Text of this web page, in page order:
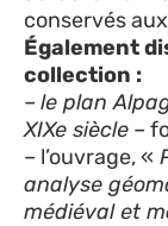
conservés
Également
collection :
– le plan
XIXe siècle –
– l’ouvrage, «
analyse
médiéval et